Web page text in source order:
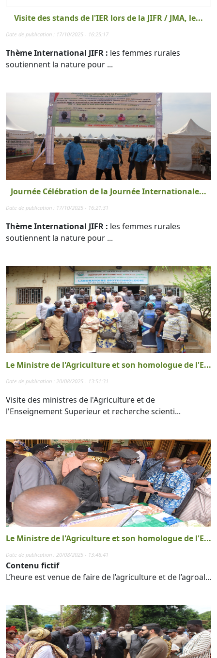
Visite des stands de l'IER lors de la JIFR / JMA, le...
Date de publication : 17/10/2025 - 16:25:17
Thème International JIFR : les femmes rurales
soutiennent la nature pour ...
Journée Célébration de la Journée Internationale...
Date de publication : 17/10/2025 - 16:21:31
Thème International JIFR : les femmes rurales
soutiennent la nature pour ...
Le Ministre de l'Agriculture et son homologue de l'E...
Date de publication : 20/08/2025 - 13:51:31
Visite des ministres de l'Agriculture et de
l'Enseignement Superieur et recherche scienti...
Le Ministre de l'Agriculture et son homologue de l'E...
Date de publication : 20/08/2025 - 13:48:41
Contenu fictif
L’heure est venue de faire de l’agriculture et de l’agroal...